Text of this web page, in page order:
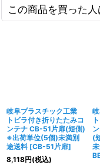
この商品を買った
岐阜プラスチック工業
トビラ付き折りたたみコ
ンテナ CB-51片扉(短側)
※出荷単位(5個)未満別
途送料 [CB-51片扉]
8,118円(税込)
(